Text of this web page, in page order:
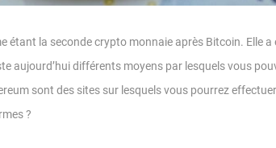
étant la seconde crypto monnaie après Bitcoin. Elle
aujourd’hui différents moyens par lesquels vous
sont des sites sur lesquels vous pourrez
?